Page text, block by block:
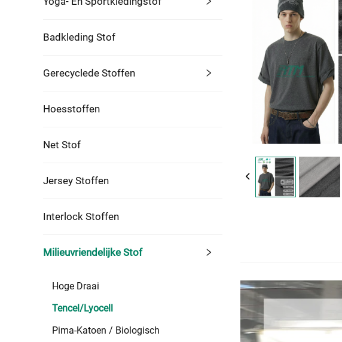
Badkleding Stof
Gerecyclede Stoffen
Hoesstoffen
Net Stof
Jersey Stoffen
Interlock Stoffen
Milieuvriendelijke Stof
Hoge Draai
Tencel/Lyocell
Pima-Katoen / Biologisch